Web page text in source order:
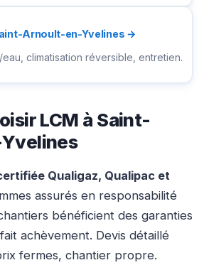
Arnoult-en-Yvelines →
climatisation réversible, entretien.
LCM à Saint-
Qualigaz, Qualipac et
assurés en responsabilité
bénéficient des garanties
achèvement. Devis détaillé
fermes, chantier propre.